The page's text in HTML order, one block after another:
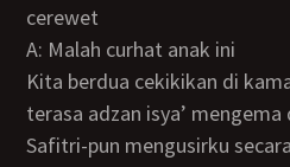
cerewet
A: Malah curhat anak ini
Kita berdua cekikikan di kamar atas hingga tak
terasa adzan isya’
Safitri-pun mengusirku secara tiba-tiba dari kamarku